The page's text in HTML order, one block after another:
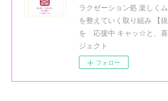
ラクゼーション処 楽しく
を整えていく取り組み 【
を 応援中 キャッ☆と、
ジェクト
フォロー